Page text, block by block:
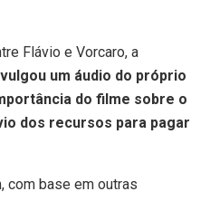
Flávio e Vorcaro, a
um áudio do próprio
do filme sobre o
dos recursos para pagar
com base em outras